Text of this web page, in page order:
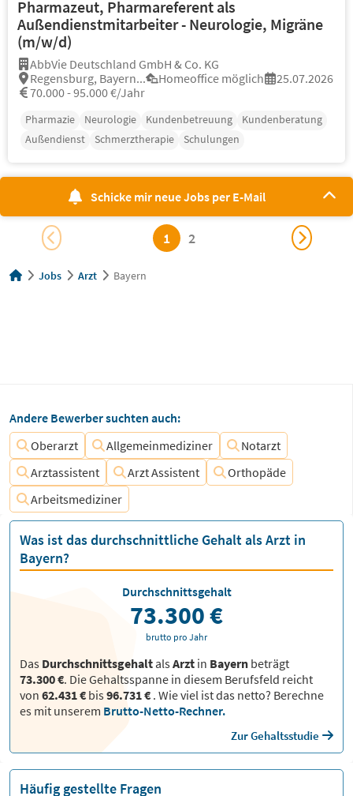
Pharmazeut, Pharmareferent als
Außendienstmitarbeiter - Neurologie, Migräne
(m/w/d)
AbbVie Deutschland GmbH & Co. KG
Regensburg, Bayern...
Homeoffice möglich
25.07.2026
70.000 - 95.000 €/Jahr
Pharmazie Neurologie Kundenbetreuung
Kundenberatung
Außendienst
Schmerztherapie Schulungen
Schicke mir neue Jobs per E-Mail
1 2
Jobs Arzt Bayern
Andere Bewerber suchten auch:
Oberarzt
Allgemeinmediziner
Notarzt
Arztassistent
Arzt Assistent
Orthopäde
Arbeitsmediziner
Was ist das durchschnittliche Gehalt als Arzt in
Bayern?
Das DurchschnittsgehaltalsArzt in Bayern beträgt
73.300 €. Die Gehaltsspanne in diesem Berufsfeld reicht
von 62.431 € bis96.731 € . Wie viel ist das netto? Berechne
es mit unserem Brutto-Netto-Rechner.
Zur Gehaltsstudie
Durchschnittsgehalt
73.300 €
brutto pro Jahr
Häufig gestellte Fragen